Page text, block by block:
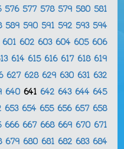
576 577 578 579 580 581
589 590 591 592 593 594
601 602 603 604 605 606
614 615 616 617 618 619
627 628 629 630 631 632
640 641 642 643 644 645
653 654 655 656 657 658
666 667 668 669 670 671
679 680 681 682 683 684